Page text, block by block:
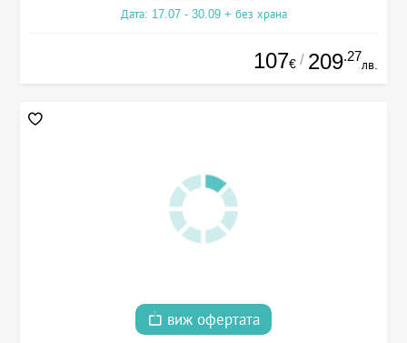
Дата: 17.07 - 30.09 + без храна
107€ / 209.27
лв.
виж офертата